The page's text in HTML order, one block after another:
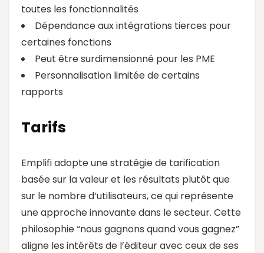
toutes les fonctionnalités
Dépendance aux intégrations tierces pour
certaines fonctions
Peut être surdimensionné pour les PME
Personnalisation limitée de certains
rapports
Tarifs
Emplifi adopte une stratégie de tarification
basée sur la valeur et les résultats plutôt que
sur le nombre d’utilisateurs, ce qui représente
une approche innovante dans le secteur. Cette
philosophie “nous gagnons quand vous gagnez”
aligne les intérêts de l’éditeur avec ceux de ses